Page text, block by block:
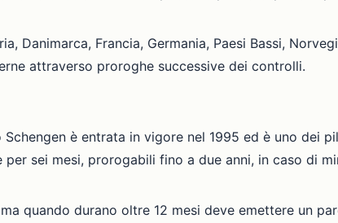
Danimarca, Francia, Germania, Paesi Bassi,
attraverso proroghe successive dei controlli.
è entrata in vigore nel 1995 ed è uno dei
sei mesi, prorogabili fino a due anni, in caso di
quando durano oltre 12 mesi deve emettere un